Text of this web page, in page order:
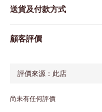
送貨及付款方式
顧客評價
尚未有任何評價